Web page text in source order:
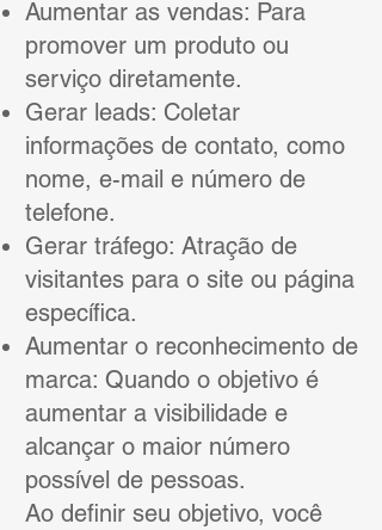
Aumentar as vendas: Para
promover um produto ou
serviço diretamente.
Gerar leads: Coletar
informações de contato, como
nome, e-mail e número de
telefone.
Gerar tráfego: Atração de
visitantes para o site ou página
específica.
Aumentar o reconhecimento de
marca: Quando o objetivo é
aumentar a visibilidade e
alcançar o maior número
possível de pessoas.
Ao definir seu objetivo, você